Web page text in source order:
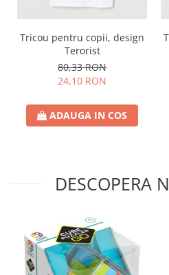
Tricou pentru copii, design
Terorist
80,33 RON
24,10 RON
ADAUGA IN COS
DESCOPERA